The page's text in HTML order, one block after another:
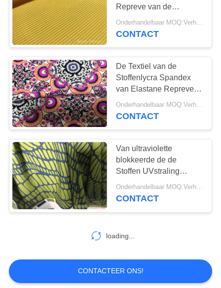
Repreve van de
Swimweartextiel
Geweven Breiende 2
CONTACT
De Textiel van de
Stoffenlycra Spandex
van Elastane Repreve
van de Dwrrek voor
Gymwear-Verduistering
Onderhandelbaar MOQ:Verhandelbaar
CONTACT
Van ultraviolette
blokkeerde de de
Stoffen UVstraling
Beschermingsrepreve
Super Comfortabel
Onderhandelbaar MOQ:Verhandelbaar
CONTACT
loading...
CONTACTEER ONS!